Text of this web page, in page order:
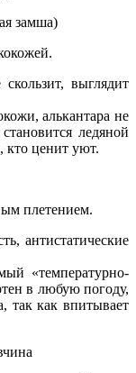
замша)
выглядит
алькантара не
ледяной
кто ценит уют.
плетением.
антистатические
«температурно-
в любую погоду,
так как впитывает